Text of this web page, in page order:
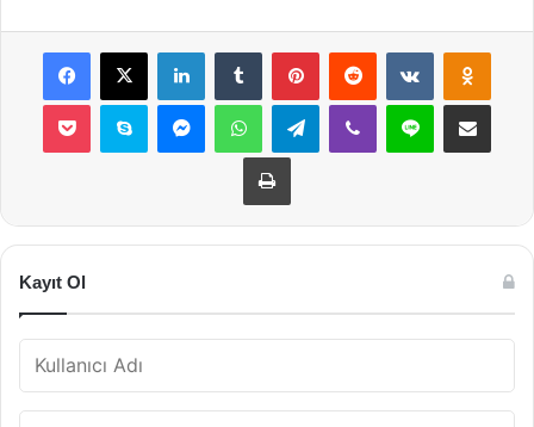
Facebook
X LinkedInTumblr PinterestReddit VKontakte
Pocket Skype MessengerWhatsAppTelegramViber Line E-Posta ile
Yazdır
Kayıt Ol